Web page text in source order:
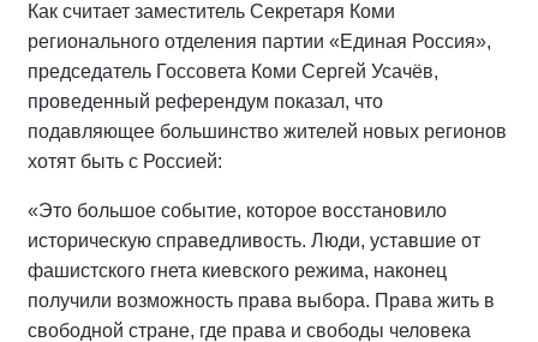
Как считает заместитель Секретаря Коми
регионального отделения партии «Единая Россия»,
председатель Госсовета Коми Сергей Усачёв,
проведенный референдум показал, что
подавляющее большинство жителей новых регионов
хотят быть с Россией:
«Это большое событие, которое восстановило
историческую справедливость. Люди, уставшие от
фашистского гнета киевского режима, наконец
получили возможность права выбора. Права жить в
свободной стране, где права и свободы человека